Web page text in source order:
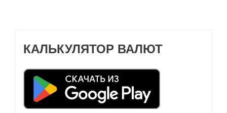
КАЛЬКУЛЯТОР ВАЛЮТ